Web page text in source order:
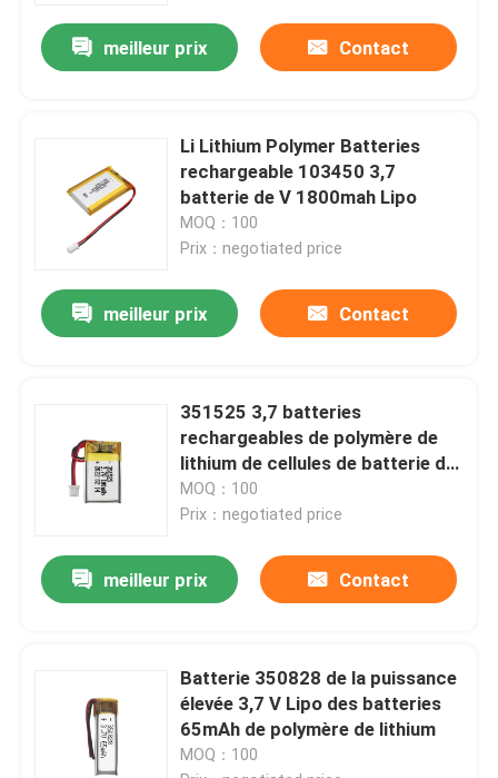
meilleur prix Contact
Li Lithium Polymer Batteries
rechargeable 103450 3,7
batterie de V 1800mah Lipo
MOQ：100
Prix：negotiated price
meilleur prix Contact
351525 3,7 batteries
rechargeables de polymère de
lithium de cellules de batterie de
V 100mah Lipo
MOQ：100
Prix：negotiated price
meilleur prix Contact
Batterie 350828 de la puissance
élevée 3,7 V Lipo des batteries
65mAh de polymère de lithium
MOQ：100